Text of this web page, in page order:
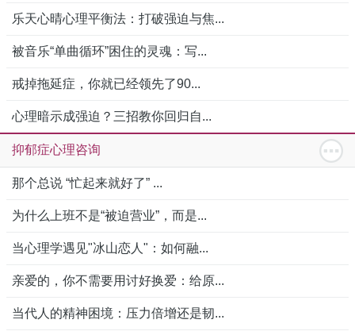
乐天心晴心理平衡法：打破强迫与焦...
被音乐“单曲循环”困住的灵魂：写...
戒掉拖延症，你就已经领先了90...
心理暗示成强迫？三招教你回归自...
抑郁症心理咨询
那个总说 “忙起来就好了” ...
为什么上班不是“被迫营业”，而是...
当心理学遇见"冰山恋人"：如何融...
亲爱的，你不需要用讨好换爱：给原...
当代人的精神困境：压力倍增还是韧...